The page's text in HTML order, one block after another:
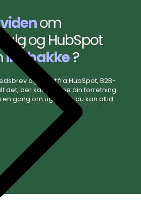
videnom
og HubSpot
indbakke?
og få nyt fra HubSpot, B2B-
det, der kan hjælpe din forretning
en gang om ugen, og du kan altid